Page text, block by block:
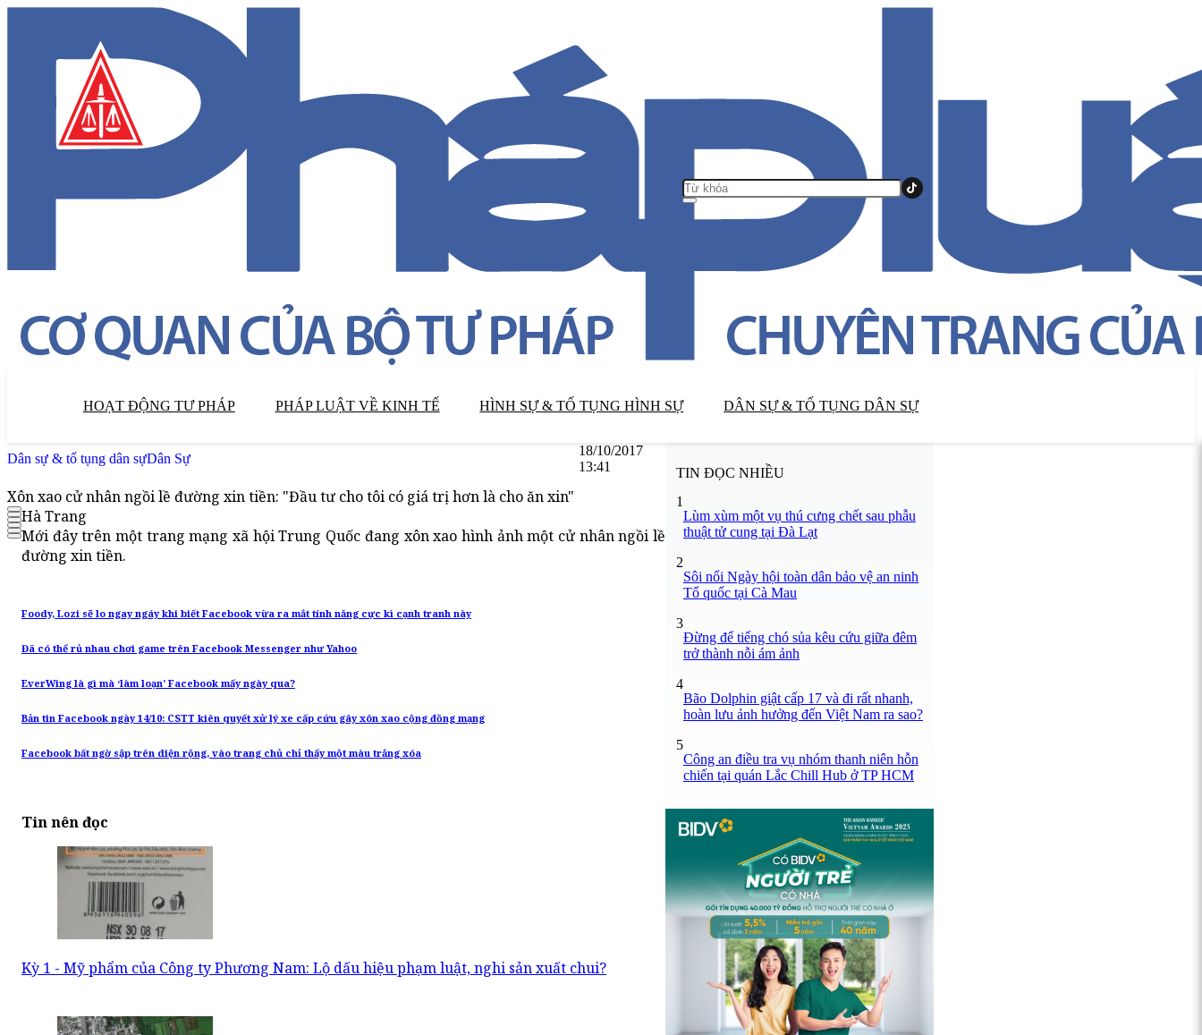
HOẠT ĐỘNG TƯ PHÁP PHÁP LUẬT VỀ KINH TẾ HÌNH SỰ & TỐ TỤNG HÌNH SỰ DÂN SỰ & TỐ TỤNG DÂN SỰ
Dân sự & tố tụng dân sựDân Sự
18/10/2017
13:41
Xôn xao cử nhân ngồi lề đường xin tiền: "Đầu tư cho tôi có giá trị hơn là cho ăn xin"
Hà Trang
Mới đây trên một trang mạng xã hội Trung Quốc đang xôn xao hình ảnh một cử nhân ngồi lề
đường xin tiền.
Foody, Lozi sẽ lo ngay ngáy khi biết Facebook vừa ra mắt tính năng cực kì cạnh tranh này
Đã có thể rủ nhau chơi game trên Facebook Messenger như Yahoo
EverWing là gì mà ‘làm loạn’ Facebook mấy ngày qua?
Bản tin Facebook ngày 14/10: CSTT kiên quyết xử lý xe cấp cứu gây xôn xao cộng đồng mạng
Facebook bất ngờ sập trên diện rộng, vào trang chủ chỉ thấy một màu trắng xóa
Tin nên đọc
Kỳ 1 - Mỹ phẩm của Công ty Phương Nam: Lộ dấu hiệu phạm luật, nghi sản xuất chui?
TIN ĐỌC NHIỀU
1
Lùm xùm một vụ thú cưng chết sau phẫu
thuật tử cung tại Đà Lạt
2
Sôi nổi Ngày hội toàn dân bảo vệ an ninh
Tổ quốc tại Cà Mau
3
Đừng để tiếng chó sủa kêu cứu giữa đêm
trở thành nỗi ám ảnh
4
Bão Dolphin giật cấp 17 và đi rất nhanh,
hoàn lưu ảnh hưởng đến Việt Nam ra sao?
5
Công an điều tra vụ nhóm thanh niên hỗn
chiến tại quán Lắc Chill Hub ở TP HCM